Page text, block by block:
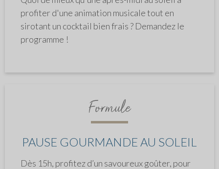
profiter d'une animation musicale tout en
sirotant un cocktail bien frais ? Demandez le
programme !
Formule
PAUSE GOURMANDE AU SOLEIL
Dès 15h, profitez d’un savoureux goûter, pour